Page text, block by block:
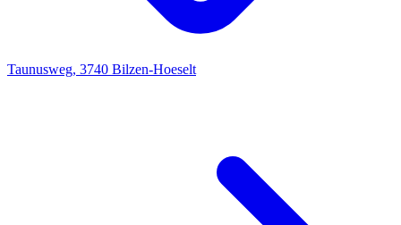
Taunusweg, 3740 Bilzen-Hoeselt